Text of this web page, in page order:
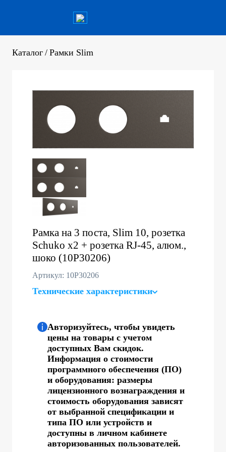
Каталог / Рамки Slim
Рамка на 3 поста, Slim 10, розетка
Schuko x2 + розетка RJ-45, алюм.,
шоко (10P30206)
Артикул: 10P30206
Технические характеристики
Авторизуйтесь, чтобы увидеть
цены на товары с учетом
доступных Вам скидок.
Информация о стоимости
программного обеспечения (ПО)
и оборудования: размеры
лицензионного вознаграждения и
стоимость оборудования зависят
от выбранной спецификации и
типа ПО или устройств и
доступны в личном кабинете
авторизованных пользователей.